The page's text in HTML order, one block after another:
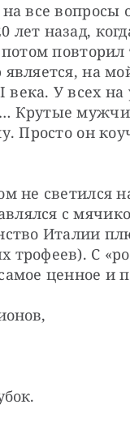
все вопросы
назад,
на
У всех
Крутые
Просто он
не светился
с
Италии
С
ценное и